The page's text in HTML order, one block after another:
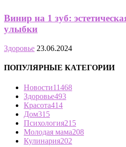
Винир на 1 зуб:
улыбки
Здоровье 23.06.2024
ПОПУЛЯРНЫЕ КАТЕГОРИИ
Новости11468
Здоровье493
Красота414
Дом315
Психология215
Молодая мама208
Кулинария202